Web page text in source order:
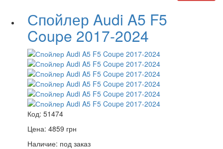
Спойлер Audi A5 F5
Coupe 2017-2024
Код: 51474
Цена: 4859 грн
Наличие: под заказ